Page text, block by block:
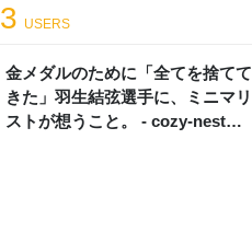
金メダルのために「全てを捨てて
きた」羽生結弦選手に、ミニマリ
ストが想うこと。 - cozy-nest
3 USERS